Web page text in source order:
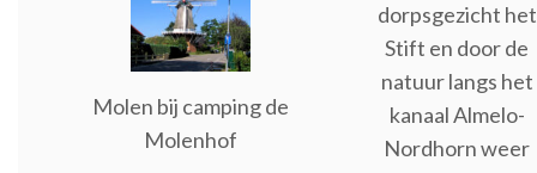
Molen bij camping de
Molenhof
dorpsgezicht het
Stift en door de
natuur langs het
kanaal Almelo-
Nordhorn weer